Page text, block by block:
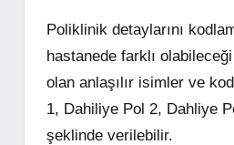
Poliklinik detaylarını
hastanede farklı
olan anlaşılır isimler ve
1, Dahiliye Pol 2, Dahliye
şeklinde verilebilir.